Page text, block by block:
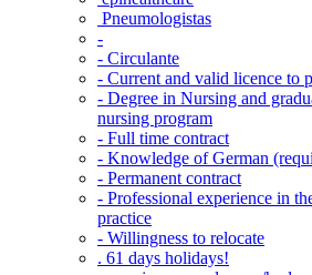
Pneumologistas
-
- Circulante
- Current and valid licence to
- Degree in Nursing and
nursing program
- Full time contract
- Knowledge of German
- Permanent contract
- Professional experience in
practice
- Willingness to relocate
. 61 days holidays!